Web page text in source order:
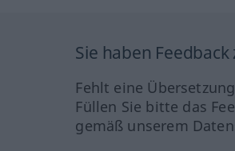
Sie haben
Fehlt eine
Füllen Sie bitte das
gemäß unserem